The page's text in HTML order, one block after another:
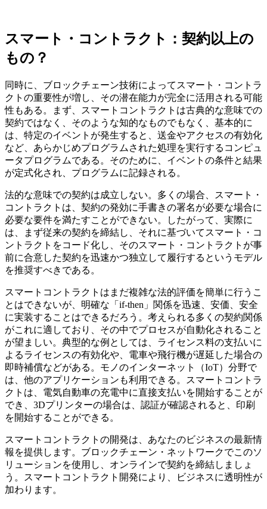
スマート・コントラクト：契約以上の
もの？
同時に、ブロックチェーン技術によってスマート・コントラ
クトの重要性が増し、その潜在能力が完全に活用される可能
性もある。まず、スマートコントラクトは古典的な意味での
契約ではなく、そのような知的なものでもなく、基本的に
は、特定のイベントが発生すると、送金やアクセスの有効化
など、あらかじめプログラムされた処理を実行するコンピュ
ータプログラムである。そのために、イベントの条件と結果
が定式化され、プログラムに記録される。
法的な意味での契約は成立しない。多くの場合、スマート・
コントラクトは、契約の発効に手書きの署名が必要な場合に
必要な要件を満たすことができない。したがって、実際に
は、まず従来の契約を締結し、それに基づいてスマート・コ
ントラクトをコード化し、そのスマート・コントラクトが事
前に合意した契約を迅速かつ独立して履行するというモデル
を推奨すべきである。
スマートコントラクトはまだ複雑な法的評価を簡単に行うこ
とはできないが、明確な「if-then」関係を迅速、安価、安全
に実装することはできるだろう。考えられる多くの契約関係
がこれに適しており、その中でプロセスが自動化されること
が望ましい。典型的な例としては、ライセンス料の支払いに
よるライセンスの有効化や、電車や飛行機が遅延した場合の
即時補償などがある。モノのインターネット（IoT）分野で
は、他のアプリケーションも利用できる。スマートコントラ
クトは、電気自動車の充電中に直接支払いを開始することが
でき、3Dプリンターの場合は、認証が確認されると、印刷
を開始することができる。
スマートコントラクトの開発は、あなたのビジネスの最新情
報を提供します。ブロックチェーン・ネットワークでこのソ
リューションを使用し、オンラインで契約を締結しましょ
う。スマートコントラクト開発により、ビジネスに透明性が
加わります。